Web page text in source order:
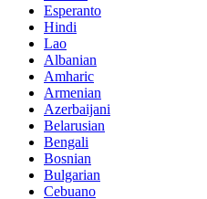
Esperanto
Hindi
Lao
Albanian
Amharic
Armenian
Azerbaijani
Belarusian
Bengali
Bosnian
Bulgarian
Cebuano